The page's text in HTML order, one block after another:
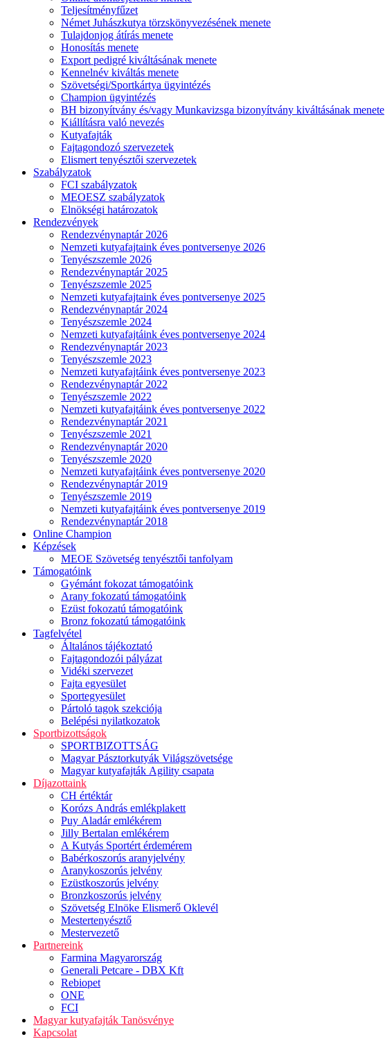
Teljesítményfűzet
Német Juhászkutya törzskönyvezésének menete
Tulajdonjog átírás menete
Honosítás menete
Export pedigré kiváltásának menete
Kennelnév kiváltás menete
Szövetségi/Sportkártya ügyintézés
Champion ügyintézés
BH bizonyítvány és/vagy Munkavizsga bizonyítvány kiváltásának menete
Kiállításra való nevezés
Kutyafajták
Fajtagondozó szervezetek
Elismert tenyésztői szervezetek
Szabályzatok
FCI szabályzatok
MEOESZ szabályzatok
Elnökségi határozatok
Rendezvények
Rendezvénynaptár 2026
Nemzeti kutyafajtaink éves pontversenye 2026
Tenyészszemle 2026
Rendezvénynaptár 2025
Tenyészszemle 2025
Nemzeti kutyafajtaink éves pontversenye 2025
Rendezvénynaptár 2024
Tenyészszemle 2024
Nemzeti kutyafajtáink éves pontversenye 2024
Rendezvénynaptár 2023
Tenyészszemle 2023
Nemzeti kutyafajtáink éves pontversenye 2023
Rendezvénynaptár 2022
Tenyészszemle 2022
Nemzeti kutyafajtáink éves pontversenye 2022
Rendezvénynaptár 2021
Tenyészszemle 2021
Rendezvénynaptár 2020
Tenyészszemle 2020
Nemzeti kutyafajtáink éves pontversenye 2020
Rendezvénynaptár 2019
Tenyészszemle 2019
Nemzeti kutyafajtáink éves pontversenye 2019
Rendezvénynaptár 2018
Online Champion
Képzések
MEOE Szövetség tenyésztői tanfolyam
Támogatóink
Gyémánt fokozat támogatóink
Arany fokozatú támogatóink
Ezüst fokozatú támogatóink
Bronz fokozatú támogatóink
Tagfelvétel
Általános tájékoztató
Fajtagondozói pályázat
Vidéki szervezet
Fajta egyesület
Sportegyesület
Pártoló tagok szekciója
Belépési nyilatkozatok
Sportbizottságok
SPORTBIZOTTSÁG
Magyar Pásztorkutyák Világszövetsége
Magyar kutyafajták Agility csapata
Díjazottaink
CH értéktár
Korózs András emlékplakett
Puy Aladár emlékérem
Jilly Bertalan emlékérem
A Kutyás Sportért érdemérem
Babérkoszorús aranyjelvény
Aranykoszorús jelvény
Ezüstkoszorús jelvény
Bronzkoszorús jelvény
Szövetség Elnöke Elismerő Oklevél
Mestertenyésztő
Mestervezető
Partnereink
Farmina Magyarország
Generali Petcare - DBX Kft
Rebiopet
ONE
FCI
Magyar kutyafajták Tanösvénye
Kapcsolat